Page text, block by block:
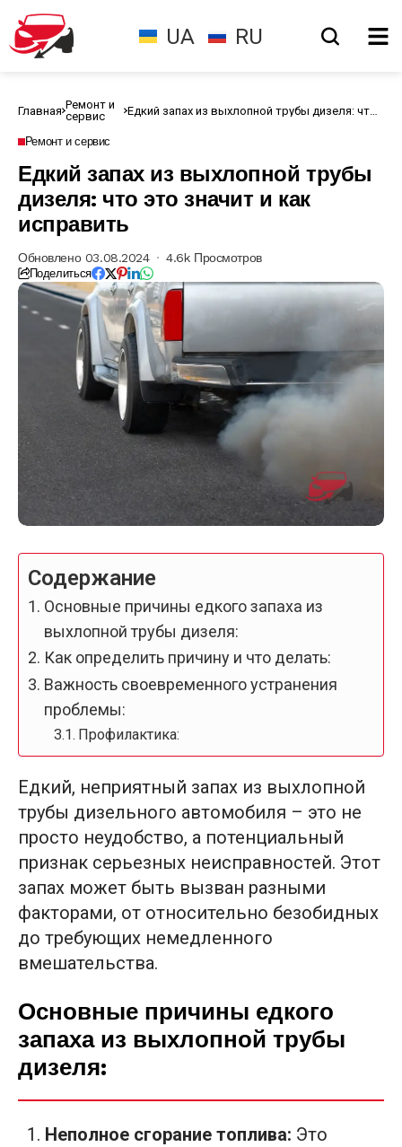
UA RU
Главная Ремонт и
сервис
Едкий запах из выхлопной трубы дизеля: что
Ремонт и сервис
Едкий запах из выхлопной трубы
дизеля: что это значит и как
исправить
Обновлено 03.08.2024 4.6k Просмотров
Поделиться
Содержание
Основные причины едкого запаха из
выхлопной трубы дизеля:
Как определить причину и что делать:
Важность своевременного устранения
проблемы:
Профилактика:
Едкий, неприятный запах из выхлопной
трубы дизельного автомобиля – это не
просто неудобство, а потенциальный
признак серьезных неисправностей. Этот
запах может быть вызван разными
факторами, от относительно безобидных
до требующих немедленного
вмешательства.
Основные причины едкого
запаха из выхлопной трубы
дизеля:
Неполное сгорание топлива: Это